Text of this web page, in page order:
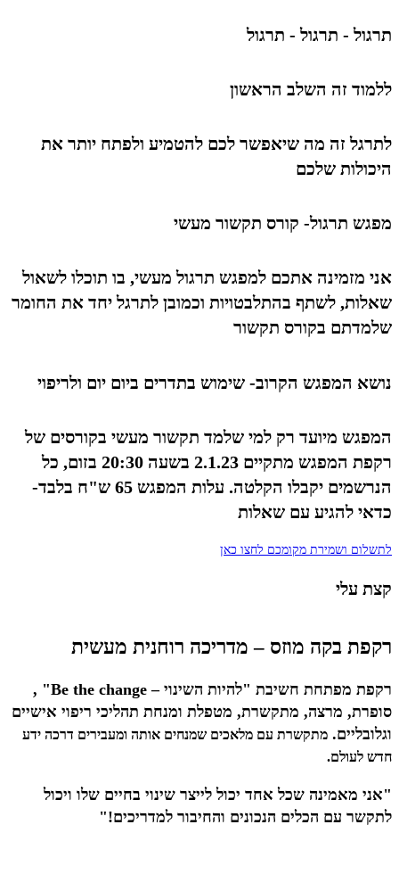
תרגול - תרגול - תרגול
ללמוד זה השלב הראשון
לתרגל זה מה שיאפשר לכם להטמיע ולפתח יותר את
היכולות שלכם
מפגש תרגול- קורס תקשור מעשי
אני מזמינה אתכם למפגש תרגול מעשי, בו תוכלו לשאול
שאלות, לשתף בהתלבטויות וכמובן לתרגל יחד את החומר
שלמדתם בקורס תקשור
נושא המפגש הקרוב- שימוש בתדרים ביום יום ולריפוי
המפגש מיועד רק למי שלמד תקשור מעשי בקורסים של
רקפת המפגש מתקיים 2.1.23 בשעה 20:30 בזום, כל
הנרשמים יקבלו הקלטה. עלות המפגש 65 ש"ח בלבד-
כדאי להגיע עם שאלות
לתשלום ושמירת מקומכם לחצו כאן
קצת עלי
רקפת בקה מוזס – מדריכה רוחנית מעשית
רקפת מפתחת חשיבת "להיות השינוי – Be the change" ,
סופרת, מרצה, מתקשרת, מטפלת ומנחת תהליכי ריפוי אישיים
וגלובליים. מתקשרת עם מלאכים שמנחים אותה ומעבירים דרכה ידע
חדש לעולם.
"אני מאמינה שכל אחד יכול לייצר שינוי בחיים שלו ויכול
לתקשר עם הכלים הנכונים והחיבור למדריכים!"